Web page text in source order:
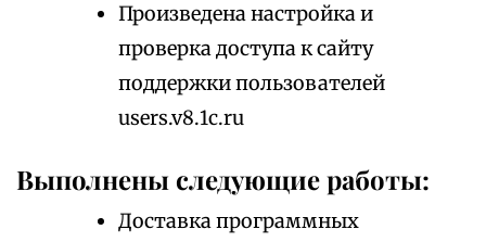
Произведена настройка и
проверка доступа к сайту
поддержки пользователей
users.v8.1c.ru
Выполнены следующие работы:
Доставка программных